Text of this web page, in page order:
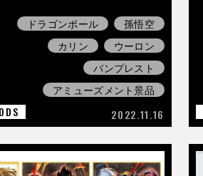
ドラゴンボール
孫悟空
カリン
ウーロン
バンプレスト
アミューズメント景品
2022.11.16